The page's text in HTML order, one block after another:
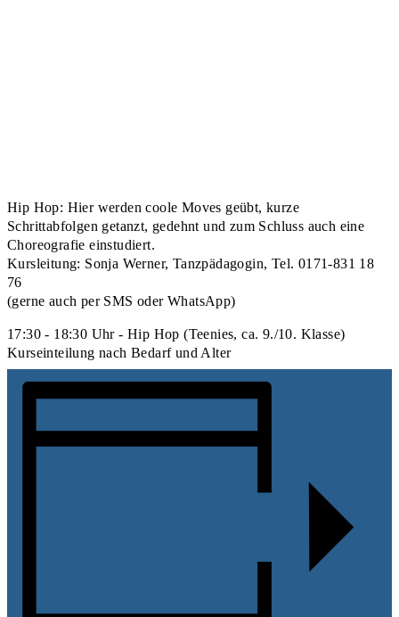
Hip Hop: Hier werden coole Moves geübt, kurze
Schrittabfolgen getanzt, gedehnt und zum Schluss auch eine
Choreografie einstudiert.
Kursleitung: Sonja Werner, Tanzpädagogin, Tel. 0171-831 18
76
(gerne auch per SMS oder WhatsApp)
17:30 - 18:30 Uhr - Hip Hop (Teenies, ca. 9./10. Klasse)
Kurseinteilung nach Bedarf und Alter